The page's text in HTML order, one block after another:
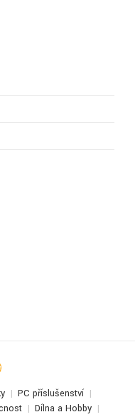
PC příslušenství
Dílna a Hobby